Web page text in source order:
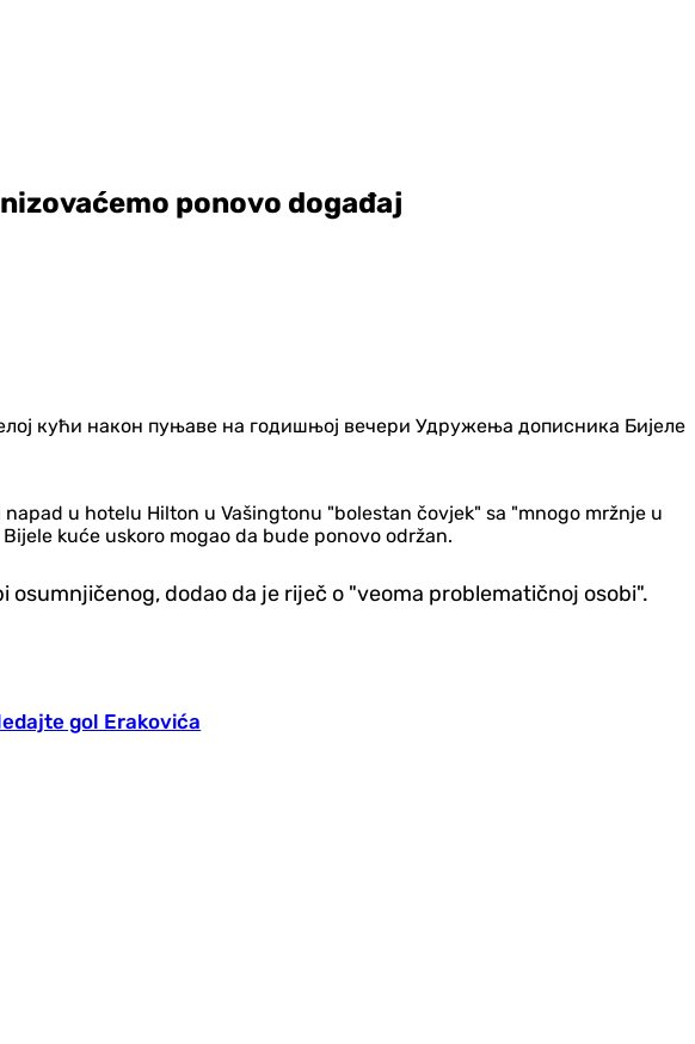
ponovo događaj
u hotelu Hilton u Vašingtonu "bolestan čovjek" sa "mnogo mržnje u
kuće uskoro mogao da bude ponovo održan.
dodao da je riječ o "veoma problematičnoj osobi".
gol Erakovića